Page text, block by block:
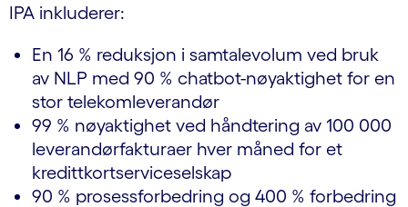
IPA inkluderer:
En 16 % reduksjon i samtalevolum ved bruk
av NLP med 90 % chatbot-nøyaktighet for en
stor telekomleverandør
99 % nøyaktighet ved håndtering av 100 000
leverandørfakturaer hver måned for et
kredittkortserviceselskap
90 % prosessforbedring og 400 % forbedring